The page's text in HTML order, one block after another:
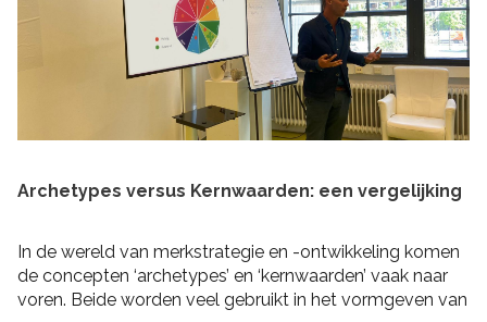
Archetypes versus Kernwaarden: een vergelijking
In de wereld van merkstrategie en -ontwikkeling komen
de concepten ‘archetypes’ en ‘kernwaarden’ vaak naar
voren. Beide worden veel gebruikt in het vormgeven van